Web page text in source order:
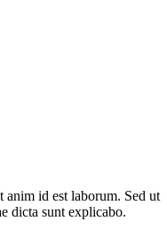
id est laborum. Sed ut
dicta sunt explicabo.